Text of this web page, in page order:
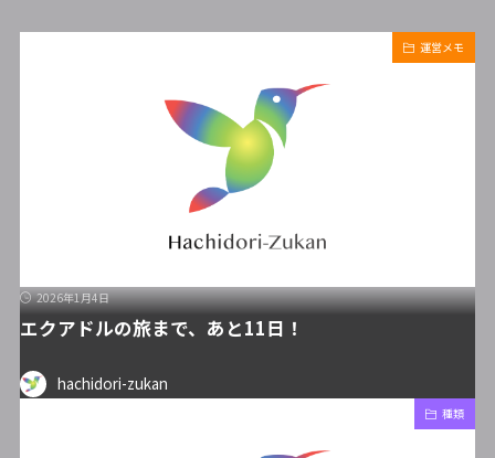
運営メモ
2026年1月4日
エクアドルの旅まで、あと11日！
hachidori-zukan
種類